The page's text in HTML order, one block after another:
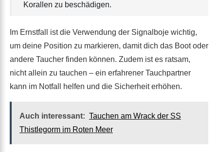
Korallen zu beschädigen.
Im Ernstfall ist die Verwendung der Signalboje wichtig,
um deine Position zu markieren, damit dich das Boot oder
andere Taucher finden können. Zudem ist es ratsam,
nicht allein zu tauchen – ein erfahrener Tauchpartner
kann im Notfall helfen und die Sicherheit erhöhen.
Auch interessant: Tauchen am Wrack der SS
Thistlegorm im Roten Meer